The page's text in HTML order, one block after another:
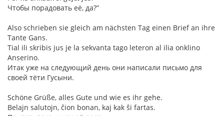
Чтобы порадовать её, да?”
Also schrieben sie gleich am nächsten Tag einen Brief an ihre
Tante Gans.
Tial ili skribis jus je la sekvanta tago leteron al ilia onklino
Anserino.
Итак уже на следующий день они написали письмо для
своей тёти Гусыни.
Schöne Grüße, alles Gute und wie es ihr gehe.
Belajn salutojn, ĉion bonan, kaj kak ŝi fartas.